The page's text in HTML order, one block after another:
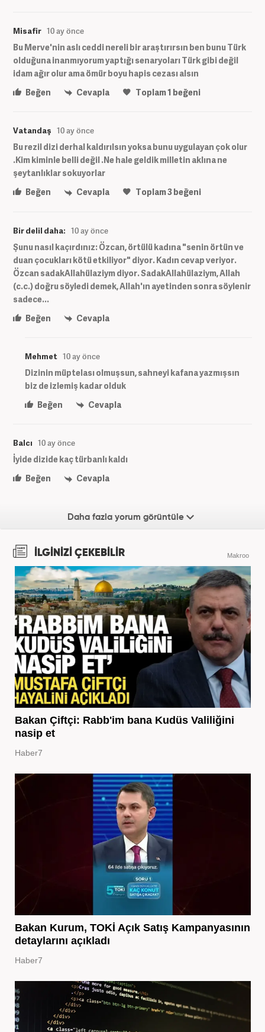
Misafir 10 ay önce
Bu Merve'nin aslı ceddi nereli bir araştırırsın ben bunu Türk
olduğuna inanmıyorum yaptığı senaryoları Türk gibi değil
idam ağır olur ama ömür boyu hapis cezası alsın
Beğen
Cevapla Toplam1 beğeni
Vatandaş 10 ay önce
Bu rezil dizi derhal kaldırılsın yoksa bunu uygulayan çok olur
.Kim kiminle belli değil .Ne hale geldik milletin aklına ne
şeytanlıklar sokuyorlar
Beğen
Cevapla Toplam3beğeni
Bir delil daha: 10 ay önce
Şunu nasıl kaçırdınız: Özcan, örtülü kadına "senin örtün ve
duan çocukları kötü etkiliyor" diyor. Kadın cevap veriyor.
Özcan sadakAllahülaziym diyor. SadakAllahülaziym, Allah
(c.c.) doğru söyledi demek, Allah'ın ayetinden sonra söylenir
sadece...
Beğen
Cevapla
Mehmet 10 ay önce
Dizinin müptelası olmuşsun, sahneyi kafana yazmışsın
biz de izlemiş kadar olduk
Beğen
Cevapla
Balcı 10 ay önce
İyide dizide kaç türbanlı kaldı
Beğen
Cevapla
Daha fazla yorum görüntüle
İLGİNİZİ ÇEKEBİLİR Makroo
Bakan Çiftçi: Rabb'im bana Kudüs Valiliğini
nasip et
Haber7
Bakan Kurum, TOKİ Açık Satış Kampanyasının
detaylarını açıkladı
Haber7